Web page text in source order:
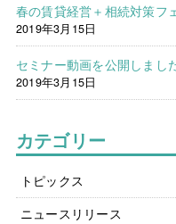
春の賃貸経営＋相続対策フ
2019年3月15日
セミナー動画を公開しまし
2019年3月15日
カテゴリー
トピックス
ニュースリリース